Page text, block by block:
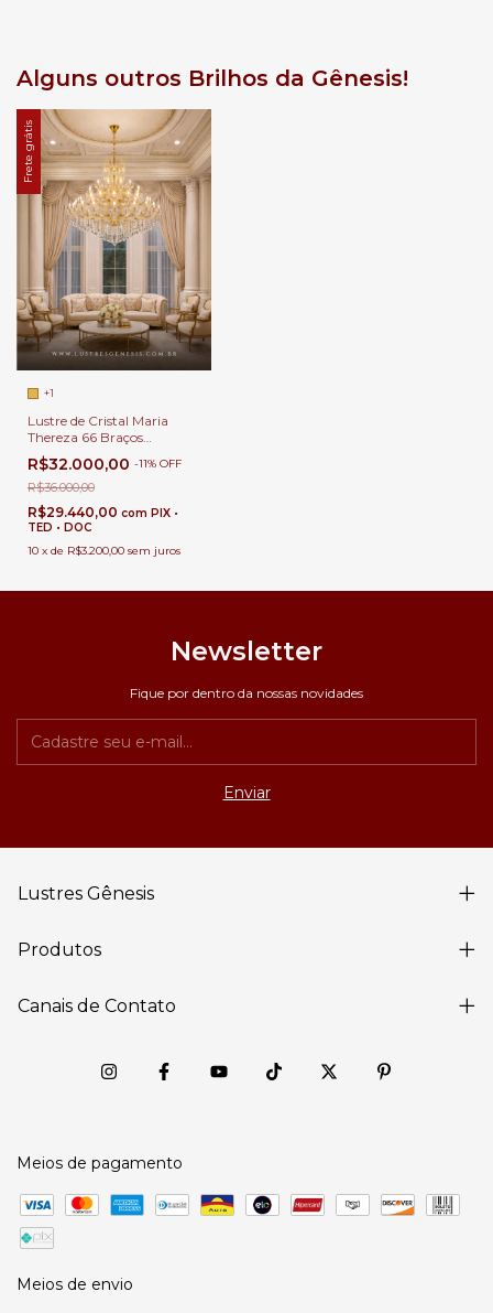
Alguns outros Brilhos da Gênesis!
Frete grátis
+1
Lustre de Cristal Maria
Thereza 66 Braços
Dourado para Casas com
Pé Direito Duplo, Buffet e
Palácios.
R$32.000,00 -11% OFF
R$36.000,00
R$29.440,00 com PIX •
TED • DOC
10 x de R$3.200,00 sem juros
Newsletter
Fique por dentro da nossas novidades
Lustres Gênesis
Produtos
Canais de Contato
Meios de pagamento
Meios de envio